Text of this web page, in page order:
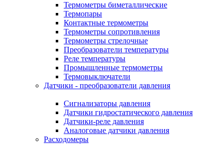
Термометры биметаллические
Термопары
Контактные термометры
Термометры сопротивления
Термометры стрелочные
Преобразователи температуры
Реле температуры
Промышленные термометры
Термовыключатели
Датчики - преобразователи давления
Сигнализаторы давления
Датчики гидростатического давления
Датчики-реле давления
Аналоговые датчики давления
Расходомеры